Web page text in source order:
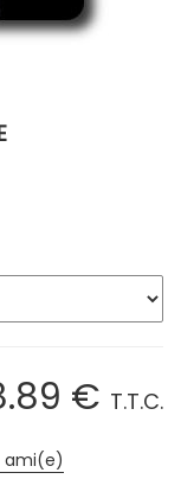
.89 € T.T.C.
ami(e)